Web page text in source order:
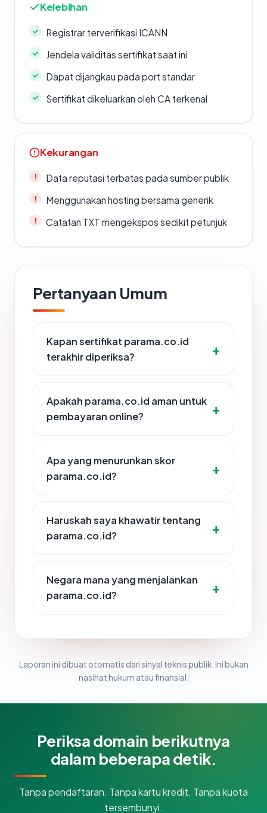
Kelebihan
Registrar terverifikasi ICANN
Jendela validitas sertifikat saat ini
Dapat dijangkau pada port standar
Sertifikat dikeluarkan oleh CA terkenal
Kekurangan
Data reputasi terbatas pada sumber publik
Menggunakan hosting bersama generik
Catatan TXT mengekspos sedikit petunjuk
Pertanyaan Umum
Kapan sertifikat parama.co.id
terakhir diperiksa?
Apakah parama.co.id aman untuk
pembayaran online?
Apa yang menurunkan skor
parama.co.id?
Haruskah saya khawatir tentang
parama.co.id?
Negara mana yang menjalankan
parama.co.id?
Laporan ini dibuat otomatis dari sinyal teknis publik. Ini bukan
nasihat hukum atau finansial.
Periksa domain berikutnya
dalam beberapa detik.
Tanpa pendaftaran. Tanpa kartu kredit. Tanpa kuota
tersembunyi.